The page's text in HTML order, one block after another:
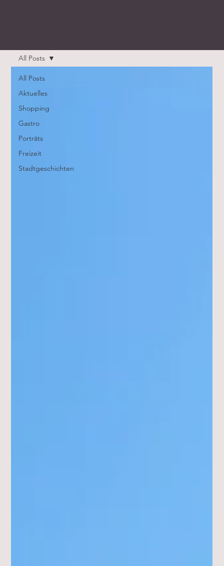
All Posts
Aktuelles
Shopping
Gastro
Porträts
Freizeit
Stadtgeschichten
All Posts